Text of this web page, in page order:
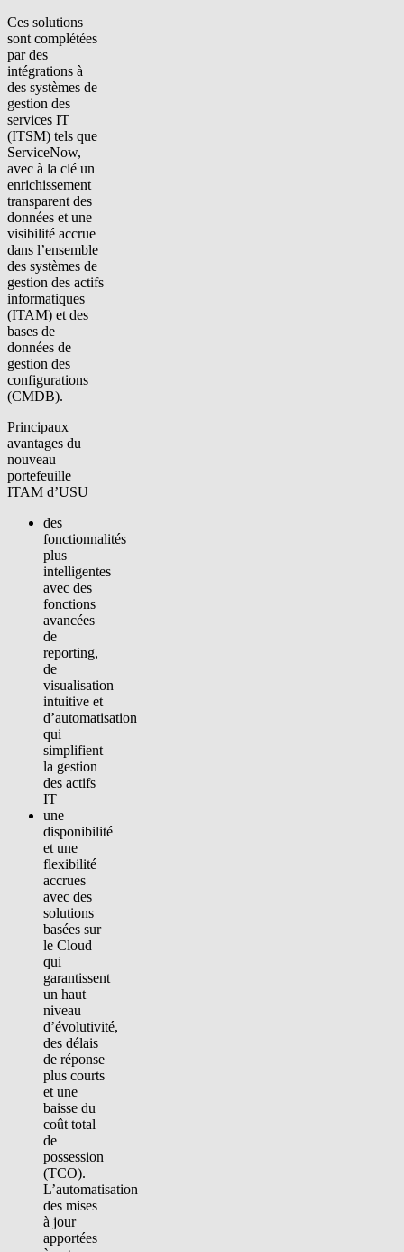
Ces solutions
sont complétées
par des
intégrations à
des systèmes de
gestion des
services IT
(ITSM) tels que
ServiceNow,
avec à la clé un
enrichissement
transparent des
données et une
visibilité accrue
dans l’ensemble
des systèmes de
gestion des actifs
informatiques
(ITAM) et des
bases de
données de
gestion des
configurations
(CMDB).
Principaux
avantages du
nouveau
portefeuille
ITAM d’USU
des
fonctionnalités
plus
intelligentes
avec des
fonctions
avancées
de
reporting,
de
visualisation
intuitive et
d’automatisation
qui
simplifient
la gestion
des actifs
IT
une
disponibilité
et une
flexibilité
accrues
avec des
solutions
basées sur
le Cloud
qui
garantissent
un haut
niveau
d’évolutivité,
des délais
de réponse
plus courts
et une
baisse du
coût total
de
possession
(TCO).
L’automatisation
des mises
à jour
apportées